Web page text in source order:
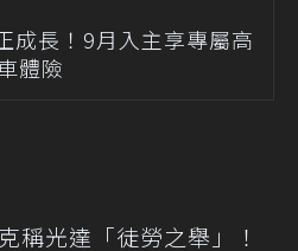
成長！9月入主享專屬高
體險
稱光達「徒勞之舉」！